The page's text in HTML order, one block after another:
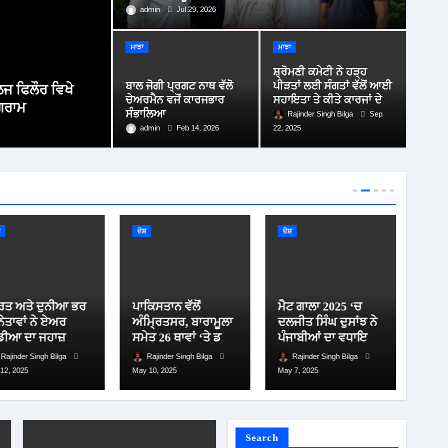
ਫਿਲੌਰ ਵਿਖੇ
ਚੰਨੀ ਰੇਤ ਮਾਈਨਿੰਗ ਫੜਨ ‘ਚ ਰਹੇ ਅਸਫਲ
admin Aug 5, 2026
admin Jul 29, 2026
ਮਾਝਾ
ਬਾਲ ਜੋਗੀ ਪ੍ਰਗਟ ਨਾਥ ਵੱਲੋ
ਚੇਅਰਮੈਨ ਵਜੋਂ ਕਾਰਜਭਾਰ
ਸੰਭਾਲਿਆ
admin Feb 14, 2026
ਮਾਝਾ
ਸ਼੍ਰੋਮਣੀ ਕਮੇਟੀ ਨੇ ਹੜ੍ਹ
ਪੀੜਤਾਂ ਲਈ ਸੰਗਤਾਂ ਵੱਲੋਂ ਆਈ
ਸਹਾਇਤਾ ਤੇ ਕੀਤੇ ਕਾਰਜਾਂ ਦੇ
ਵੇਰਵੇ ਕੀਤੇ ਜਾਰੀ
Rajinder Singh Bilga
Sep
22, 2025
ਅਤੇ ਦੁਨੀਆ ਭਰ
ਨੇ ਏਅਰ
ਦਾ ਜਹਾਜ਼
ਹੋਣ ਤੇ
ਕੀਤਾ
Rajinder Singh Bilga
2025
ਦੇਸ਼
ਪਾਕਿਸਤਾਨ ਵੱਲੋਂ
ਅੰਮ੍ਰਿਤਸਰ, ਬਾਰਾਮੂਲਾ
ਸਮੇਤ 26 ਥਾਵਾਂ ‘ਤੇ ਡਰੋਨ
ਹਮਲੇ ਕੀਤੇ
Rajinder Singh Bilga
May 10, 2025
ਦੇਸ਼
ਮੈਟ ਗਾਲਾ 2025 ‘ਚ
ਦਲਜੀਤ ਸਿੰਘ ਦੁਸਾਂਝ ਨੇ
ਪੰਜਾਬੀਆਂ ਦਾ ਵਧਾਇਆ
ਮਾਣRajinder Singh Bilga
May 7, 2025
Search